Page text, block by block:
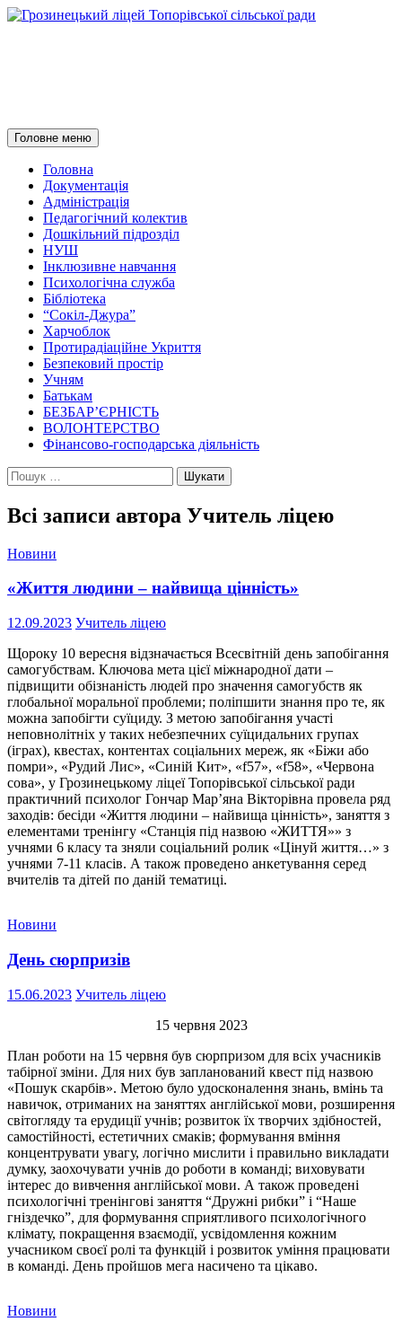
Пошук
Головне меню Перейти
до
Головна
Документація
Адміністрація
Педагогічний колектив
Дошкільний підрозділ
НУШ
Інклюзивне навчання
Психологічна служба
Бібліотека
“Сокіл-Джура”
Харчоблок
Протирадіаційне Укриття
Безпековий простір
Учням
Батькам
БЕЗБАР’ЄРНІСТЬ
ВОЛОНТЕРСТВО
Фінансово-господарська діяльність
Пошук:
Всі записи автора Учитель ліцею
Новини
«Життя людини – найвища цінність»
12.09.2023 Учитель ліцею
Щороку 10 вересня відзначається Всесвітній день запобігання
самогубствам. Ключова мета цієї міжнародної дати –
підвищити обізнаність людей про значення самогубств як
глобальної моральної проблеми; поліпшити знання про те, як
можна запобігти суїциду. З метою запобігання участі
неповнолітніх у таких небезпечних суїцидальних групах
(іграх), квестах, контентах соціальних мереж, як «Біжи або
помри», «Рудий Лис», «Синій Кит», «f57», «f58», «Червона
сова», у Грозинецькому ліцеї Топорівської сільської ради
практичний психолог Гончар Мар’яна Вікторівна провела ряд
заходів: бесіди «Життя людини – найвища цінність», заняття з
елементами тренінгу «Станція під назвою «ЖИТТЯ»» з
учнями 6 класу та зняли соціальний ролик «Цінуй життя…» з
учнями 7-11 класів. А також проведено анкетування серед
вчителів та дітей по даній тематиці.
Новини
День сюрпризів
15.06.2023 Учитель ліцею
15 червня 2023
План роботи на 15 червня був сюрпризом для всіх учасників
табірної зміни. Для них був запланований квест під назвою
«Пошук скарбів». Метою було удосконалення знань, вмінь та
навичок, отриманих на заняттях англійської мови, розширення
світогляду та ерудиції учнів; розвиток їх творчих здібностей,
самостійності, естетичних смаків; формування вміння
концентрувати увагу, логічно мислити і правильно викладати
думку, заохочувати учнів до роботи в команді; виховувати
інтерес до вивчення англійської мови. А також проведені
психологічні тренінгові заняття “Дружні рибки” і “Наше
гніздечко”, для формування сприятливого психологічного
клімату, покращення взаємодії, усвідомлення кожним
учасником своєї ролі та функцій і розвиток уміння працювати
в команді. День пройшов мега насичено та цікаво.
Новини